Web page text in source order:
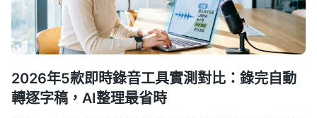
2026年5款即時錄音工具實測對比：錄完自動
轉逐字稿，AI整理最省時